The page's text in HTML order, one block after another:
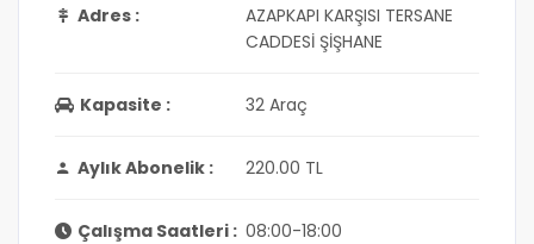
Adres :
AZAPKAPI KARŞISI TERSANE
CADDESİ ŞİŞHANE
Kapasite : 32 Araç
Aylık Abonelik : 220.00 TL
Çalışma Saatleri : 08:00-18:00